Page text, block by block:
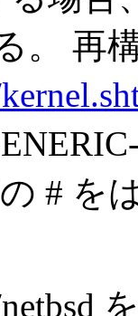
。 再
# を